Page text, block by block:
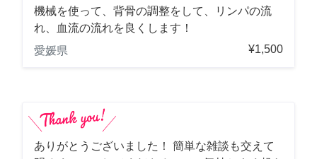
機械を使って、背骨の調整をして、リンパの流
れ、血流の流れを良くします！
愛媛県
¥1,500
ありがとうございました！ 簡単な雑談も交えて